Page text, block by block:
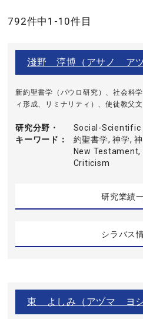
792件中1-10件目
淺野 淳博（アサノ アツ
新約聖書学（パウロ研究）、社会科
ィ形成、リミナリティ）、使徒教父
研究分野・
キーワード
Social-Scientific
約聖書学, 神学,
New
Criticism
研究業績
シラバス
東 よしみ（アヅマ ヨシ